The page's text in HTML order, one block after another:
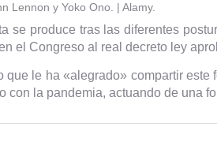
Lennon y Yoko Ono. | Alamy.
se produce tras las diferentes
el Congreso al real decreto ley
que le ha «alegrado» compartir
con la pandemia, actuando de una